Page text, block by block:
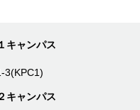
キャンパス
3(KPC1)
キャンパス